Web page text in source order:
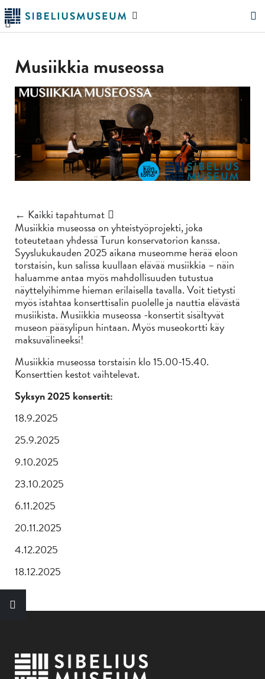
Siirry
pääsisältöön
Hae
Musiikkia museossa
← Kaikki tapahtumat
Musiikkia museossa on yhteistyöprojekti, joka
toteutetaan yhdessä Turun konservatorion kanssa.
Syyslukukauden 2025 aikana museomme herää eloon
torstaisin, kun salissa kuullaan elävää musiikkia – näin
haluamme antaa myös mahdollisuuden tutustua
näyttelyihimme hieman erilaisella tavalla. Voit tietysti
myös istahtaa konserttisalin puolelle ja nauttia elävästä
musiikista. Musiikkia museossa -konsertit sisältyvät
museon pääsylipun hintaan. Myös museokortti käy
maksuvälineeksi!
Musiikkia museossa torstaisin klo 15.00-15.40.
Konserttien kestot vaihtelevat.
Syksyn 2025 konsertit:
18.9.2025
25.9.2025
9.10.2025
23.10.2025
6.11.2025
20.11.2025
4.12.2025
18.12.2025